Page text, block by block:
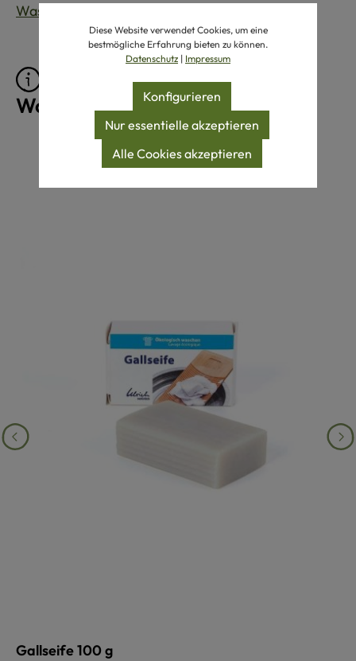
Waschen von Wollprodukten
Pflegeprodukte für
Wollprodukte
Produktgalerie überspringen
Gallseife 100 g
Diese Website verwendet Cookies, um eine
bestmögliche Erfahrung bieten zu können.
Datenschutz | Impressum
Nur essentielle akzeptieren
Konfigurieren
Alle Cookies akzeptieren